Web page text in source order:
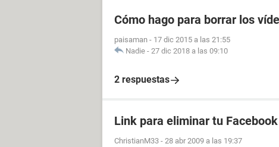
Cómo hago para borrar los
paisaman - 17 dic 2015 a las 21:55
Nadie - 27 dic 2018 a las 09:10
2 respuestas
Link para eliminar tu
ChristianM33 - 28 abr 2009 a las 19:37